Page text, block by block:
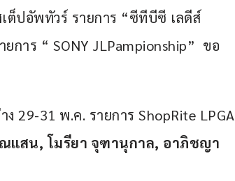
ต็ปอัพทัวร์ รายการ “ซีทีบีซี เลดีส์
าร “ SONY JLPampionship”  ขอ
29-31 พ.ค. รายการ ShopRite LPGA
แสน, โมรียา จุฑานุกาล, อาภิชญา